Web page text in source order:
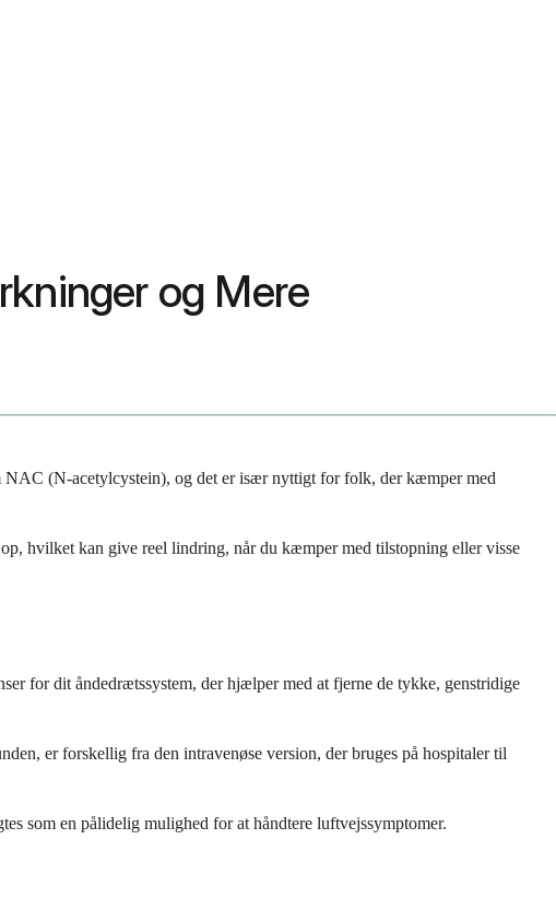
og Mere
NAC (N-acetylcystein), og det er især nyttigt for folk, der kæmper med
hvilket kan give reel lindring, når du kæmper med tilstopning eller visse
for dit åndedrætssystem, der hjælper med at fjerne de tykke, genstridige
er forskellig fra den intravenøse version, der bruges på hospitaler til
som en pålidelig mulighed for at håndtere luftvejssymptomer.